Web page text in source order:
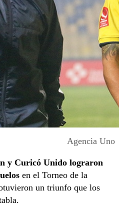
Agencia Uno
y Curicó Unido lograron
en el Torneo de la
un triunfo que los